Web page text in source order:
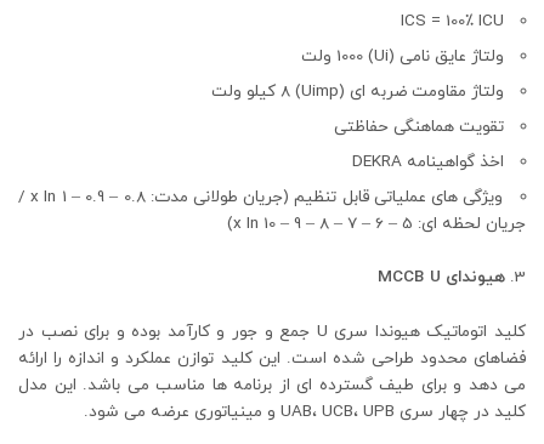
ICS = 100٪ ICU
ولتاژ عایق نامی (Ui) 1000 ولت
ولتاژ مقاومت ضربه ای (Uimp) 8 کیلو ولت
تقویت هماهنگی حفاظتی
اخذ گواهینامه DEKRA
ویژگی های عملیاتی قابل تنظیم (جریان طولانی مدت: 0.8 – 0.9 – 1 x In /
جریان لحظه ای: 5 – 6 – 7 – 8 – 9 – 10 x In)
هیوندای MCCB U
کلید اتوماتیک هیوندا سری U جمع و جور و کارآمد بوده و برای نصب در
فضاهای محدود طراحی شده است. این کلید توازن عملکرد و اندازه را ارائه
می دهد و برای طیف گسترده ای از برنامه ها مناسب می باشد. این مدل
کلید در چهار سری UAB، UCB، UPB و مینیاتوری عرضه می شود.